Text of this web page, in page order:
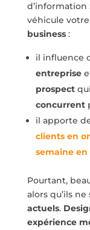
d’information
véhicule votre
business:
il influence
entreprise
prospectqui
concurrent
il apporte
clients en
semaine en
Pourtant,
alors qu’ils
actuels.
expérience